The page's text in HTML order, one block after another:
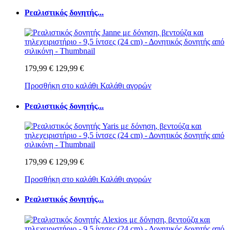
Ρεαλιστικός δονητής...
179,99 € 129,99 €
Προσθήκη στο καλάθι Καλάθι αγορών
Ρεαλιστικός δονητής...
179,99 € 129,99 €
Προσθήκη στο καλάθι Καλάθι αγορών
Ρεαλιστικός δονητής...